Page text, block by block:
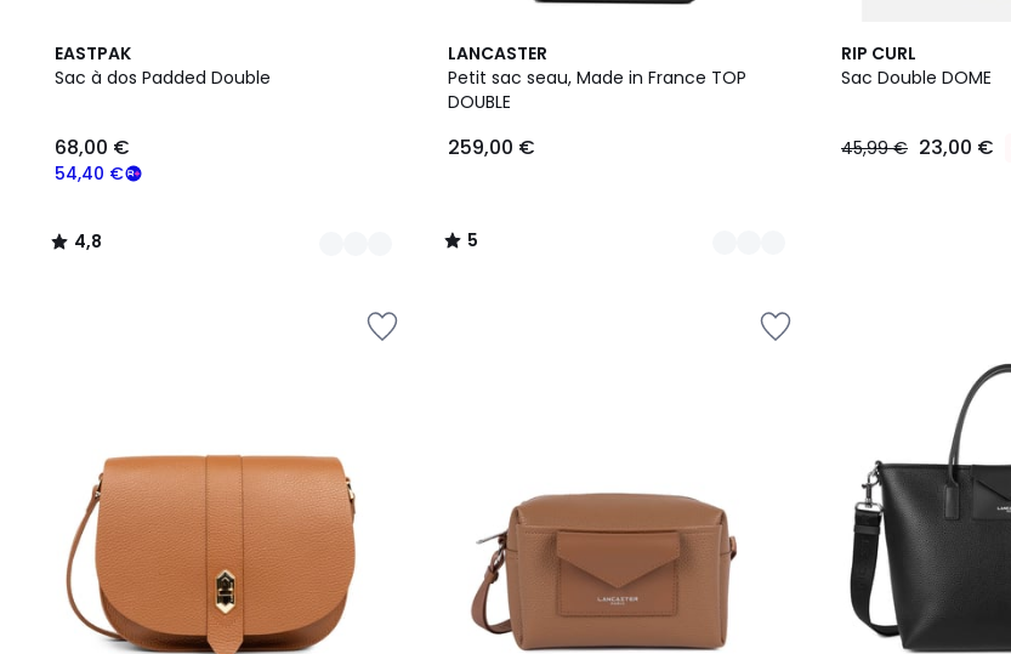
EASTPAK
Sac à dos Padded Double
€
souscrivez
programme
54,40 €
68,00 €
4,8
/ 5
4
Couleurs
4,8
/
LANCASTER
Petit sac seau, Made in France TOP
DOUBLE
259,00 €
5
/
5
3
Couleurs
5
/
RIP CURL
Sac Double DOME
45,99 € 23,00 €
2
Couleurs